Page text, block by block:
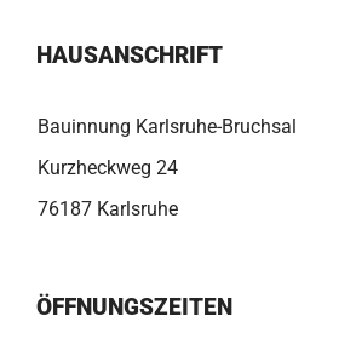
HAUSANSCHRIFT
Bauinnung Karlsruhe-Bruchsal
Kurzheckweg 24
76187 Karlsruhe
ÖFFNUNGSZEITEN